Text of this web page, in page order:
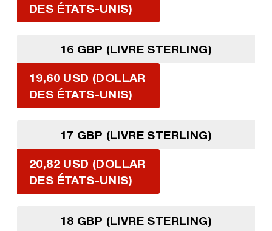
DES ÉTATS-UNIS)
16 GBP (LIVRE STERLING)
19,60 USD (DOLLAR
DES ÉTATS-UNIS)
17 GBP (LIVRE STERLING)
20,82 USD (DOLLAR
DES ÉTATS-UNIS)
18 GBP (LIVRE STERLING)